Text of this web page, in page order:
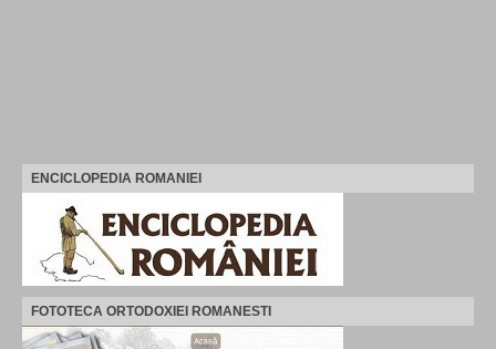
ENCICLOPEDIA ROMANIEI
FOTOTECA ORTODOXIEI ROMANESTI